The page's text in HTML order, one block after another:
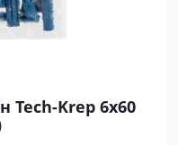
Krep 6х60